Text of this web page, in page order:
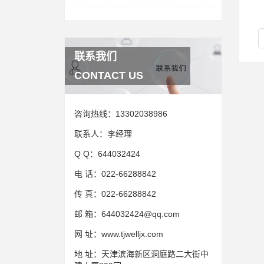
联系我们
CONTACT US
咨询热线： 13302038986
联系人： 李经理
Q Q： 644032424
电 话： 022-66288842
传 真： 022-66288842
邮 箱： 644032424@qq.com
网 址： www.tjwelljx.com
地 址： 天津滨海新区洞庭路二大街中